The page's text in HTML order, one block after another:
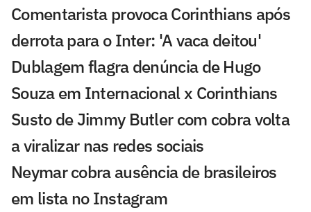
Comentarista provoca Corinthians após
derrota para o Inter: 'A vaca deitou'
Dublagem flagra denúncia de Hugo
Souza em Internacional x Corinthians
Susto de Jimmy Butler com cobra volta
a viralizar nas redes sociais
Neymar cobra ausência de brasileiros
em lista no Instagram